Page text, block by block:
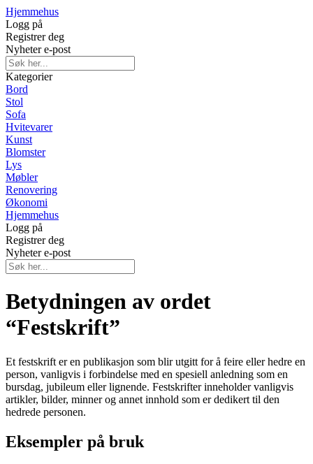
Hjemmehus
Logg på
Registrer deg
Nyheter e-post
Kategorier
Bord
Stol
Sofa
Hvitevarer
Kunst
Blomster
Lys
Møbler
Renovering
Økonomi
Hjemmehus
Logg på
Registrer deg
Nyheter e-post
Betydningen av ordet
“Festskrift”
Et festskrift er en publikasjon som blir utgitt for å feire eller hedre en
person, vanligvis i forbindelse med en spesiell anledning som en
bursdag, jubileum eller lignende. Festskrifter inneholder vanligvis
artikler, bilder, minner og annet innhold som er dedikert til den
hedrede personen.
Eksempler på bruk